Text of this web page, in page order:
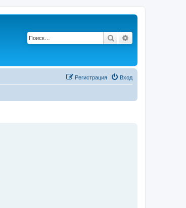
Поиск
Вход
Регистрация